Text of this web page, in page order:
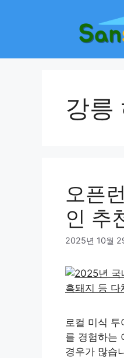
강릉
오픈
인 추
2025년 10월
로컬 미식
를 경험하는
경우가 많습